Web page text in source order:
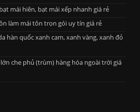
mái hiên, bạt mái xếp nhanh giá rẻ
làm mái tôn trọn gói uy tín giá rẻ
hàn quốc xanh cam, xanh vàng, xanh đỏ
che phủ (trùm) hàng hóa ngoài trời giá